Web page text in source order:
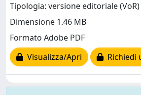
Tipologia: versione editoriale (VoR)
Dimensione 1.46 MB
Formato Adobe PDF
Visualizza/Apri
Richiedi